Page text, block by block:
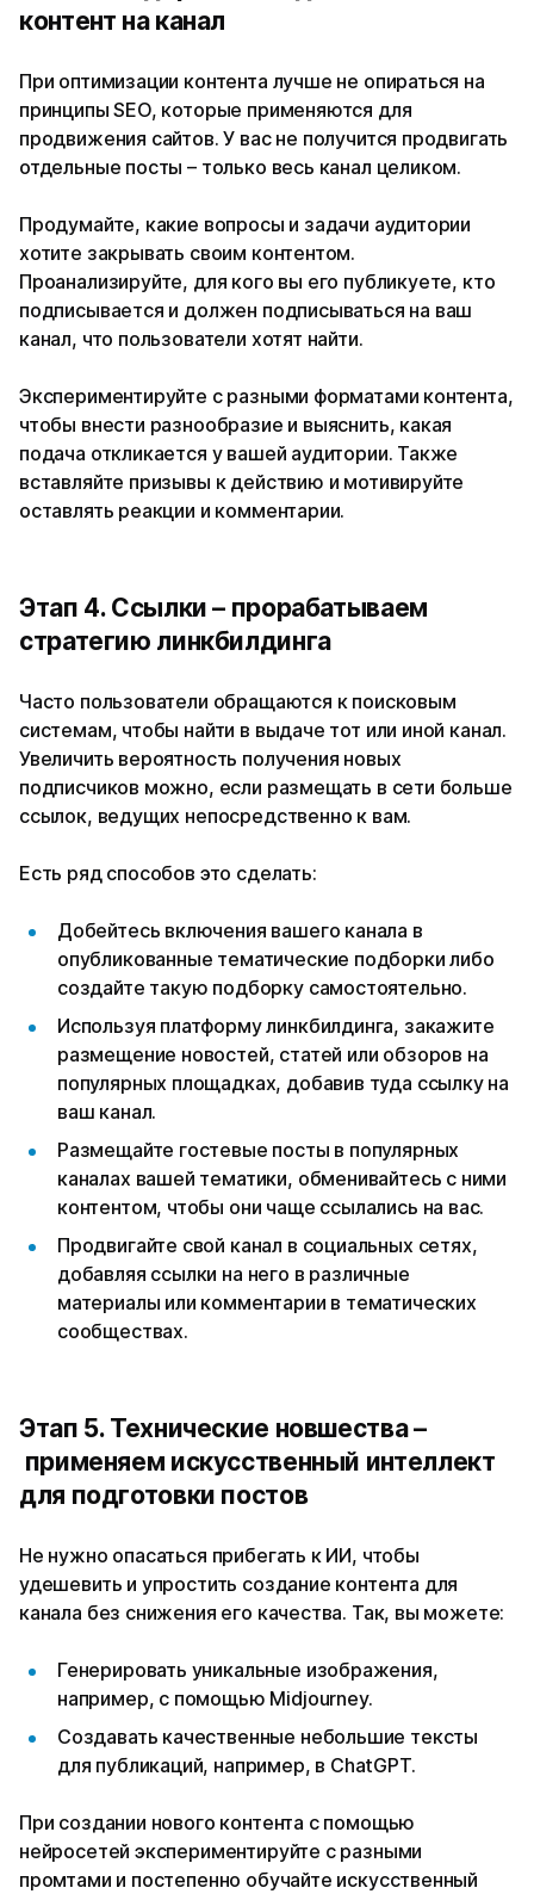
контент на канал
При оптимизации контента лучше не опираться на
принципы SEO, которые применяются для
продвижения сайтов. У вас не получится продвигать
отдельные посты – только весь канал целиком.
Продумайте, какие вопросы и задачи аудитории
хотите закрывать своим контентом.
Проанализируйте, для кого вы его публикуете, кто
подписывается и должен подписываться на ваш
канал, что пользователи хотят найти.
Экспериментируйте с разными форматами контента,
чтобы внести разнообразие и выяснить, какая
подача откликается у вашей аудитории. Также
вставляйте призывы к действию и мотивируйте
оставлять реакции и комментарии.
Этап 4. Ссылки – прорабатываем
стратегию линкбилдинга
Часто пользователи обращаются к поисковым
системам, чтобы найти в выдаче тот или иной канал.
Увеличить вероятность получения новых
подписчиков можно, если размещать в сети больше
ссылок, ведущих непосредственно к вам.
Есть ряд способов это сделать:
Добейтесь включения вашего канала в
опубликованные тематические подборки либо
создайте такую подборку самостоятельно.
Используя платформу линкбилдинга, закажите
размещение новостей, статей или обзоров на
популярных площадках, добавив туда ссылку на
ваш канал.
Размещайте гостевые посты в популярных
каналах вашей тематики, обменивайтесь с ними
контентом, чтобы они чаще ссылались на вас.
Продвигайте свой канал в социальных сетях,
добавляя ссылки на него в различные
материалы или комментарии в тематических
сообществах.
Этап 5. Технические новшества –
применяем искусственный интеллект
для подготовки постов
Не нужно опасаться прибегать к ИИ, чтобы
удешевить и упростить создание контента для
канала без снижения его качества. Так, вы можете:
Генерировать уникальные изображения,
например, с помощью Midjourney.
Создавать качественные небольшие тексты
для публикаций, например, в ChatGPT.
При создании нового контента с помощью
нейросетей экспериментируйте с разными
промтами и постепенно обучайте искусственный